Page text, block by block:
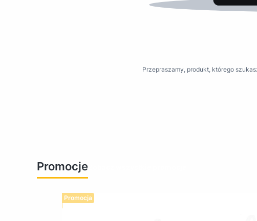
Przepraszamy, produkt, którego
Promocje
Promocja